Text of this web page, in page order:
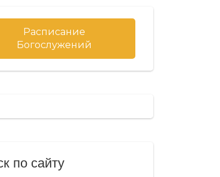
Расписание
Богослужений
по сайту